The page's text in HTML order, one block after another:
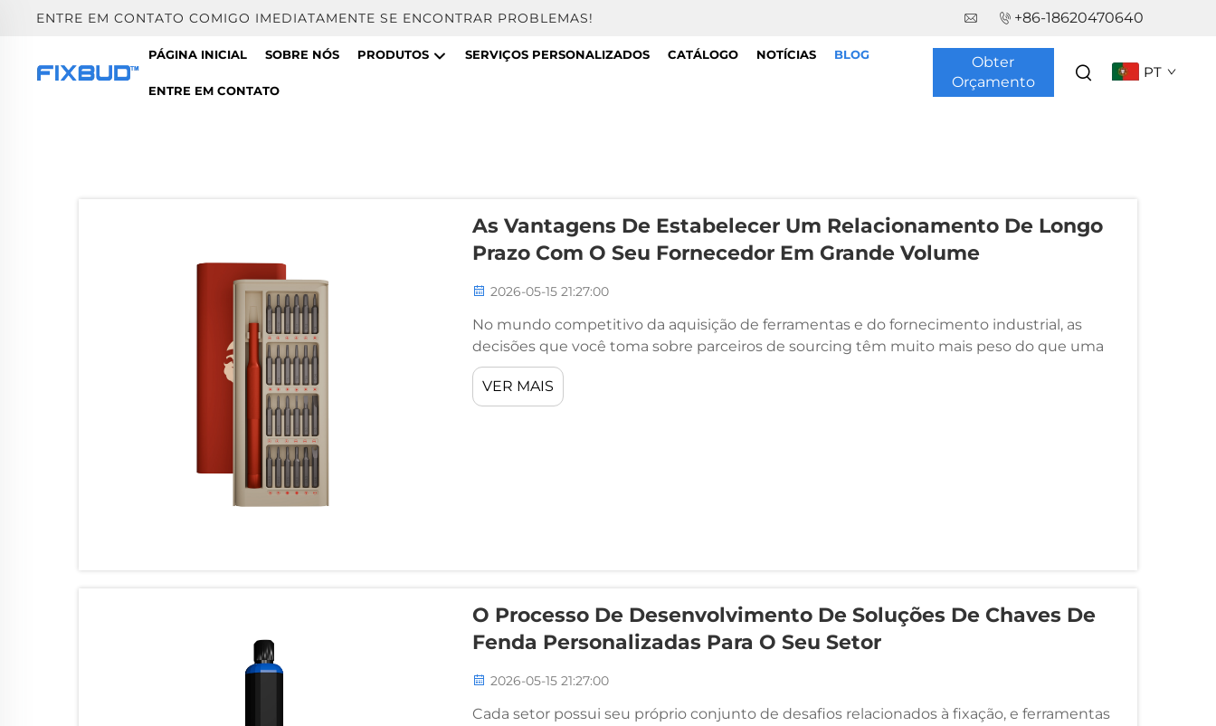
ENTRE EM CONTATO COMIGO IMEDIATAMENTE SE ENCONTRAR PROBLEMAS! +86-18620470640
PÁGINA INICIAL SOBRE NÓS PRODUTOS SERVIÇOS PERSONALIZADOS CATÁLOGO NOTÍCIAS BLOG
ENTRE EM CONTATO
Obter
Orçamento
PT
As Vantagens De Estabelecer Um Relacionamento De Longo
Prazo Com O Seu Fornecedor Em Grande Volume
2026-05-15 21:27:00
No mundo competitivo da aquisição de ferramentas e do fornecimento industrial, as
decisões que você toma sobre parceiros de sourcing têm muito mais peso do que uma
única transação. Quando seu negócio depende de um fluxo contínuo e confiável de
ferramentas manuais, optar por se comprometer...
VER MAIS
O Processo De Desenvolvimento De Soluções De Chaves De
Fenda Personalizadas Para O Seu Setor
2026-05-15 21:27:00
Cada setor possui seu próprio conjunto de desafios relacionados à fixação, e ferramentas